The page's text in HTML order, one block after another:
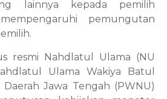
lainnya kepada pemilih
pemungutan
resmi Nahdlatul Ulama (NU
Ulama Wakiya Batul
Jawa Tengah (PWNU)